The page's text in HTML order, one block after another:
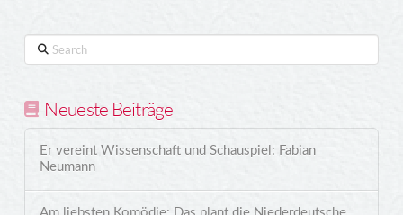
Search
Neueste Beiträge
Er vereint Wissenschaft und Schauspiel: Fabian
Neumann